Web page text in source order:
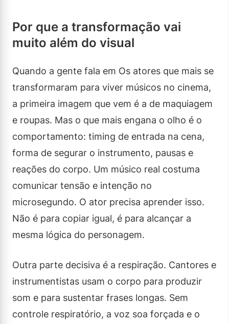
Por que a transformação vai
muito além do visual
Quando a gente fala em Os atores que mais se
transformaram para viver músicos no cinema,
a primeira imagem que vem é a de maquiagem
e roupas. Mas o que mais engana o olho é o
comportamento: timing de entrada na cena,
forma de segurar o instrumento, pausas e
reações do corpo. Um músico real costuma
comunicar tensão e intenção no
microsegundo. O ator precisa aprender isso.
Não é para copiar igual, é para alcançar a
mesma lógica do personagem.
Outra parte decisiva é a respiração. Cantores e
instrumentistas usam o corpo para produzir
som e para sustentar frases longas. Sem
controle respiratório, a voz soa forçada e o